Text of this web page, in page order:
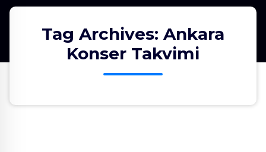
Tag Archives: Ankara
Konser Takvimi